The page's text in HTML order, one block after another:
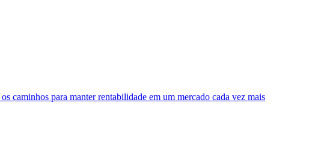
caminhos para manter rentabilidade em um mercado cada vez mais